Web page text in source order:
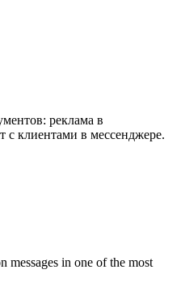
реклама в
с клиентами в мессенджере.
messages in one of the most